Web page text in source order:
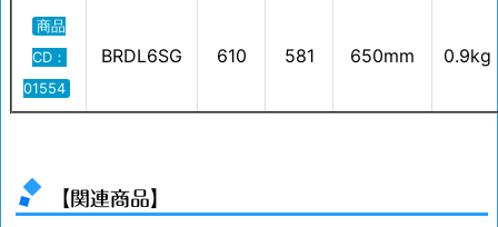
商品
CD：
01554
BRDL6SG 610 581 650mm 0.9kg
【関連商品】